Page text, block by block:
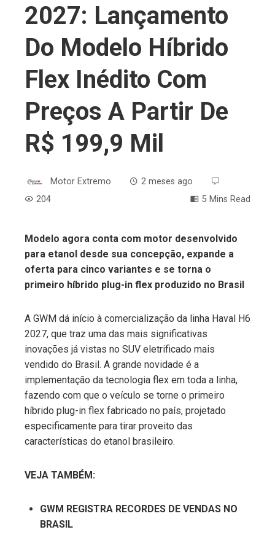
2027: Lançamento
Do Modelo Híbrido
Flex Inédito Com
Preços A Partir De
R$ 199,9 Mil
Motor Extremo
2 meses ago
204
5 Mins Read
Modelo agora conta com motor desenvolvido
para etanol desde sua concepção, expande a
oferta para cinco variantes e se torna o
primeiro híbrido plug-in flex produzido no Brasil
A GWM dá início à comercialização da linha Haval H6
2027, que traz uma das mais significativas
inovações já vistas no SUV eletrificado mais
vendido do Brasil. A grande novidade é a
implementação da tecnologia flex em toda a linha,
fazendo com que o veículo se torne o primeiro
híbrido plug-in flex fabricado no país, projetado
especificamente para tirar proveito das
características do etanol brasileiro.
VEJA TAMBÉM:
GWM REGISTRA RECORDES DE VENDAS NO
BRASIL